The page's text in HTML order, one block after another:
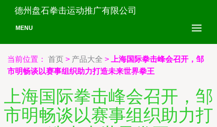
德州盘石拳击运动推广有限公司
MENU
当前位置： 首页 > 产品大全 >
上海国际拳击峰会召开，邹
市明畅谈以赛事组织助力打造未来世界拳王
上海国际拳击峰会召开，邹
市明畅谈以赛事组织助力打